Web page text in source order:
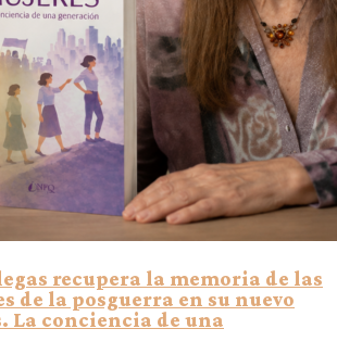
recupera la memoria de las
de la posguerra en su nuevo
La conciencia de una